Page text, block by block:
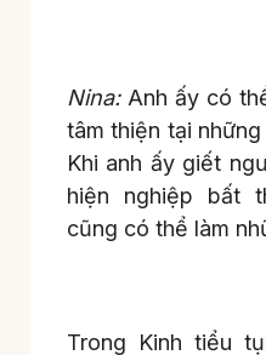
Nina:Anh ấy có
tâm thiện tại
Khi anh ấy giết
hiện nghiệp bất
cũng có thể làm
Trong Kinh tiểu